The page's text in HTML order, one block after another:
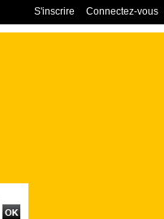
Connectez-vous
S'inscrire